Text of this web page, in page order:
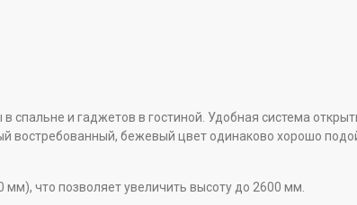
и гаджетов в гостиной. Удобная система
востребованный, бежевый цвет одинаково хорошо
мм), что позволяет увеличить высоту до 2600 мм.